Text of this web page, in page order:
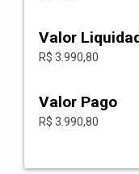
Valor
R$ 3.990,80
Valor Pago
R$ 3.990,80